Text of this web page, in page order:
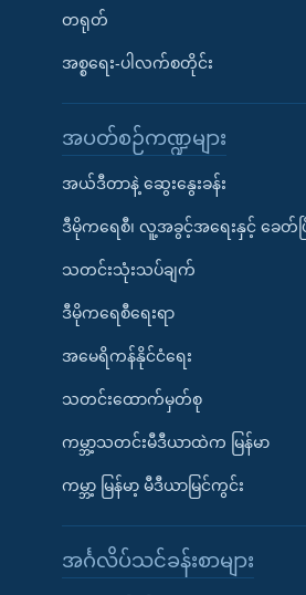
တရုတ်
အစ္စရေး-ပါလက်စတိုင်း
အပတ်စဉ်ကဏ္ဍများ
အယ်ဒီတာနဲ့ ဆွေးနွေးခန်း
ဒီမိုကရေစီ၊ လူ့အခွင့်အရေးနှင့် ခေတ်ပ
သတင်းသုံးသပ်ချက်
ဒီမိုကရေစီရေးရာ
အမေရိကန်နိုင်ငံရေး
သတင်းထောက်မှတ်စု
ကမ္ဘာ့သတင်းမီဒီယာထဲက မြန်မာ
ကမ္ဘာ့ မြန်မာ့ မီဒီယာမြင်ကွင်း
အင်္ဂလိပ်သင်ခန်းစာများ